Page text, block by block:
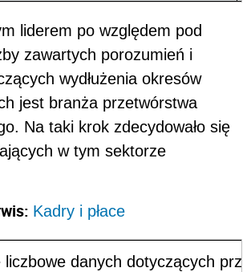
liderem po względem pod
zawartych porozumień i
wydłużenia okresów
jest branża przetwórstwa
Na taki krok zdecydowało się
w tym sektorze
Kadry i płace
liczbowe danych dotyczących